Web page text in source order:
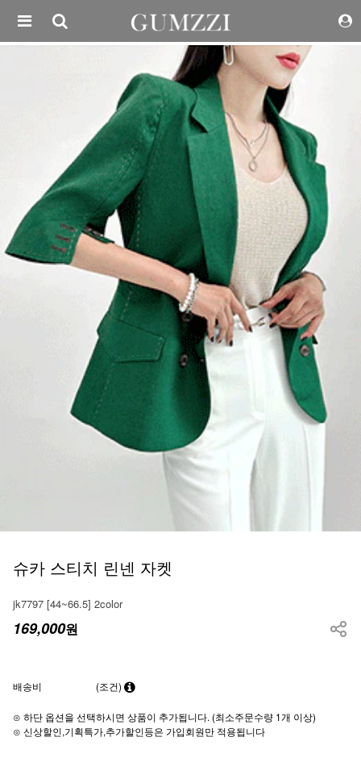
슈카 스티치 린넨 자켓
jk7797 [44~66.5] 2color
169,000원
배송비 (조건)
⊙ 하단 옵션을 선택하시면 상품이 추가됩니다. (최소주문수량 1개 이상)
⊙ 신상할인,기획특가,추가할인등은 가입회원만 적용됩니다